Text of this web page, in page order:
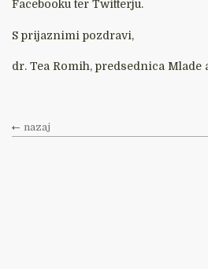
Facebooku ter Twitterju.
S prijaznimi pozdravi,
dr. Tea Romih, predsednica Mlade
nazaj